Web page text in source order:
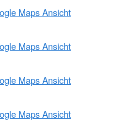
Maps Ansicht
Maps Ansicht
Maps Ansicht
Maps Ansicht